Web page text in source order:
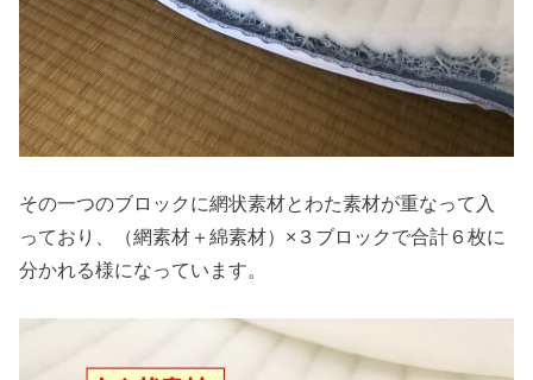
その一つのブロックに網状素材とわた素材が重なって入
っており、（網素材＋綿素材）×３ブロックで合計６枚に
分かれる様になっています。